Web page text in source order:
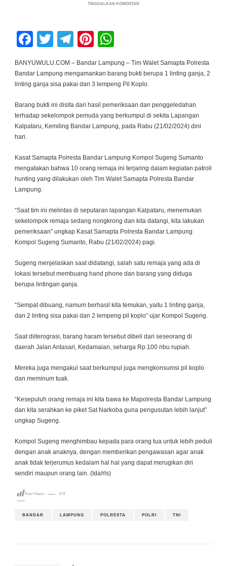
TINGGALKAN KOMENTARPADA
GANJA
DAN
2
PIL
Facebook
TwitterTelegram
Pinterest
BANYUWULU.COM – Bandar Lampung – Tim Walet Samapta Polresta
Bandar Lampung mengamankan barang bukti berupa 1 linting ganja, 2
linting ganja sisa pakai dan 3 lempeng Pil Koplo.
Barang bukti ini disita dari hasil pemeriksaan dan penggeledahan
terhadap sekelompok pemuda yang berkumpul di sekita Lapangan
Kalpataru, Kemiling Bandar Lampung, pada Rabu (21/02/2024) dini
hari.
Kasat Samapta Polresta Bandar Lampung Kompol Sugeng Sumanto
mengatakan bahwa 10 orang remaja ini terjaring dalam kegiatan patroli
hunting yang dilakukan oleh Tim Walet Samapta Polresta Bandar
Lampung.
“Saat tim ini melintas di seputaran lapangan Kalpataru, menemukan
sekelompok remaja sedang nongkrong dan kita datangi, kita lakukan
pemeriksaan” ungkap Kasat Samapta Polresta Bandar Lampung
Kompol Sugeng Sumanto, Rabu (21/02/2024) pagi.
Sugeng menjelaskan saat didatangi, salah satu remaja yang ada di
lokasi tersebut membuang hand phone dan barang yang diduga
berupa lintingan ganja.
“Sempat dibuang, namum berhasil kita temukan, yaitu 1 linting ganja,
dan 2 linting sisa pakai dan 2 lempeng pil koplo” ujar Kompol Sugeng.
Saat diiterograsi, barang haram tersebut dibeli dari seseorang di
daerah Jalan Antasari, Kedamaian, seharga Rp.100 ribu rupiah.
Mereka juga mengakui saat berkumpul juga mengkonsumsi pil koplo
dan meminum tuak.
“Kesepuluh orang remaja ini kita bawa ke Mapolresta Bandar Lampung
dan kita serahkan ke piket Sat Narkoba guna pengusutan lebih lanjut”
ungkap Sugeng.
Kompol Sugeng menghimbau kepada para orang tua untuk lebih peduli
dengan anak anaknya, dengan memberikan pengawasan agar anak
anak tidak terjerumus kedalam hal hal yang dapat merugikan diri
sendiri maupun orang lain. (Ida/rls)
Post Views: 674
BANDAR LAMPUNG POLRESTA POLRI TNI